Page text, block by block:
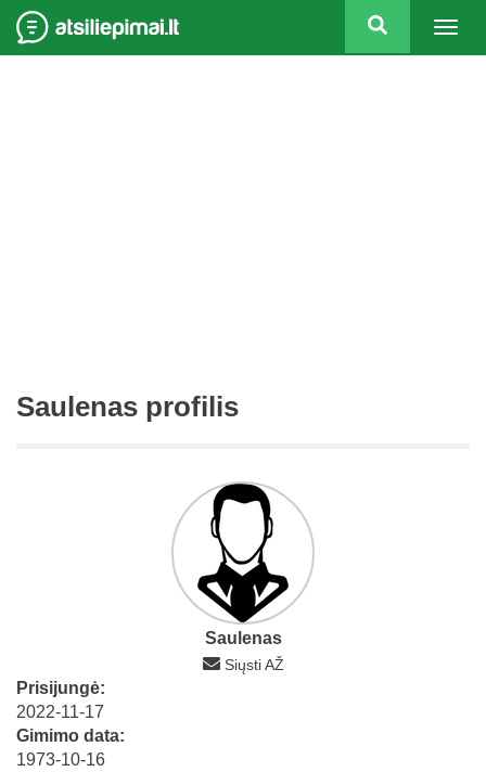
Saulenas profilis
Saulenas
Siųsti AŽ
Prisijungė:
2022-11-17
Gimimo data:
1973-10-16